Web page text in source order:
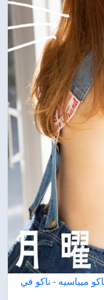
ميياسيه - ناكو في